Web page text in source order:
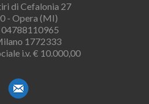
di Cefalonia 27
- Opera (MI)
04788110965
1772333
i.v. € 10.000,00